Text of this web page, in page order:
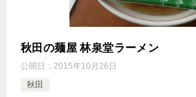
秋田の麺屋 林泉堂ラーメン
公開日： 2015年10月26日
秋田